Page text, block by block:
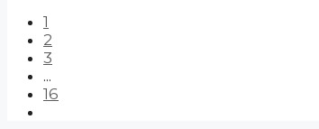
1
2
3
...
16